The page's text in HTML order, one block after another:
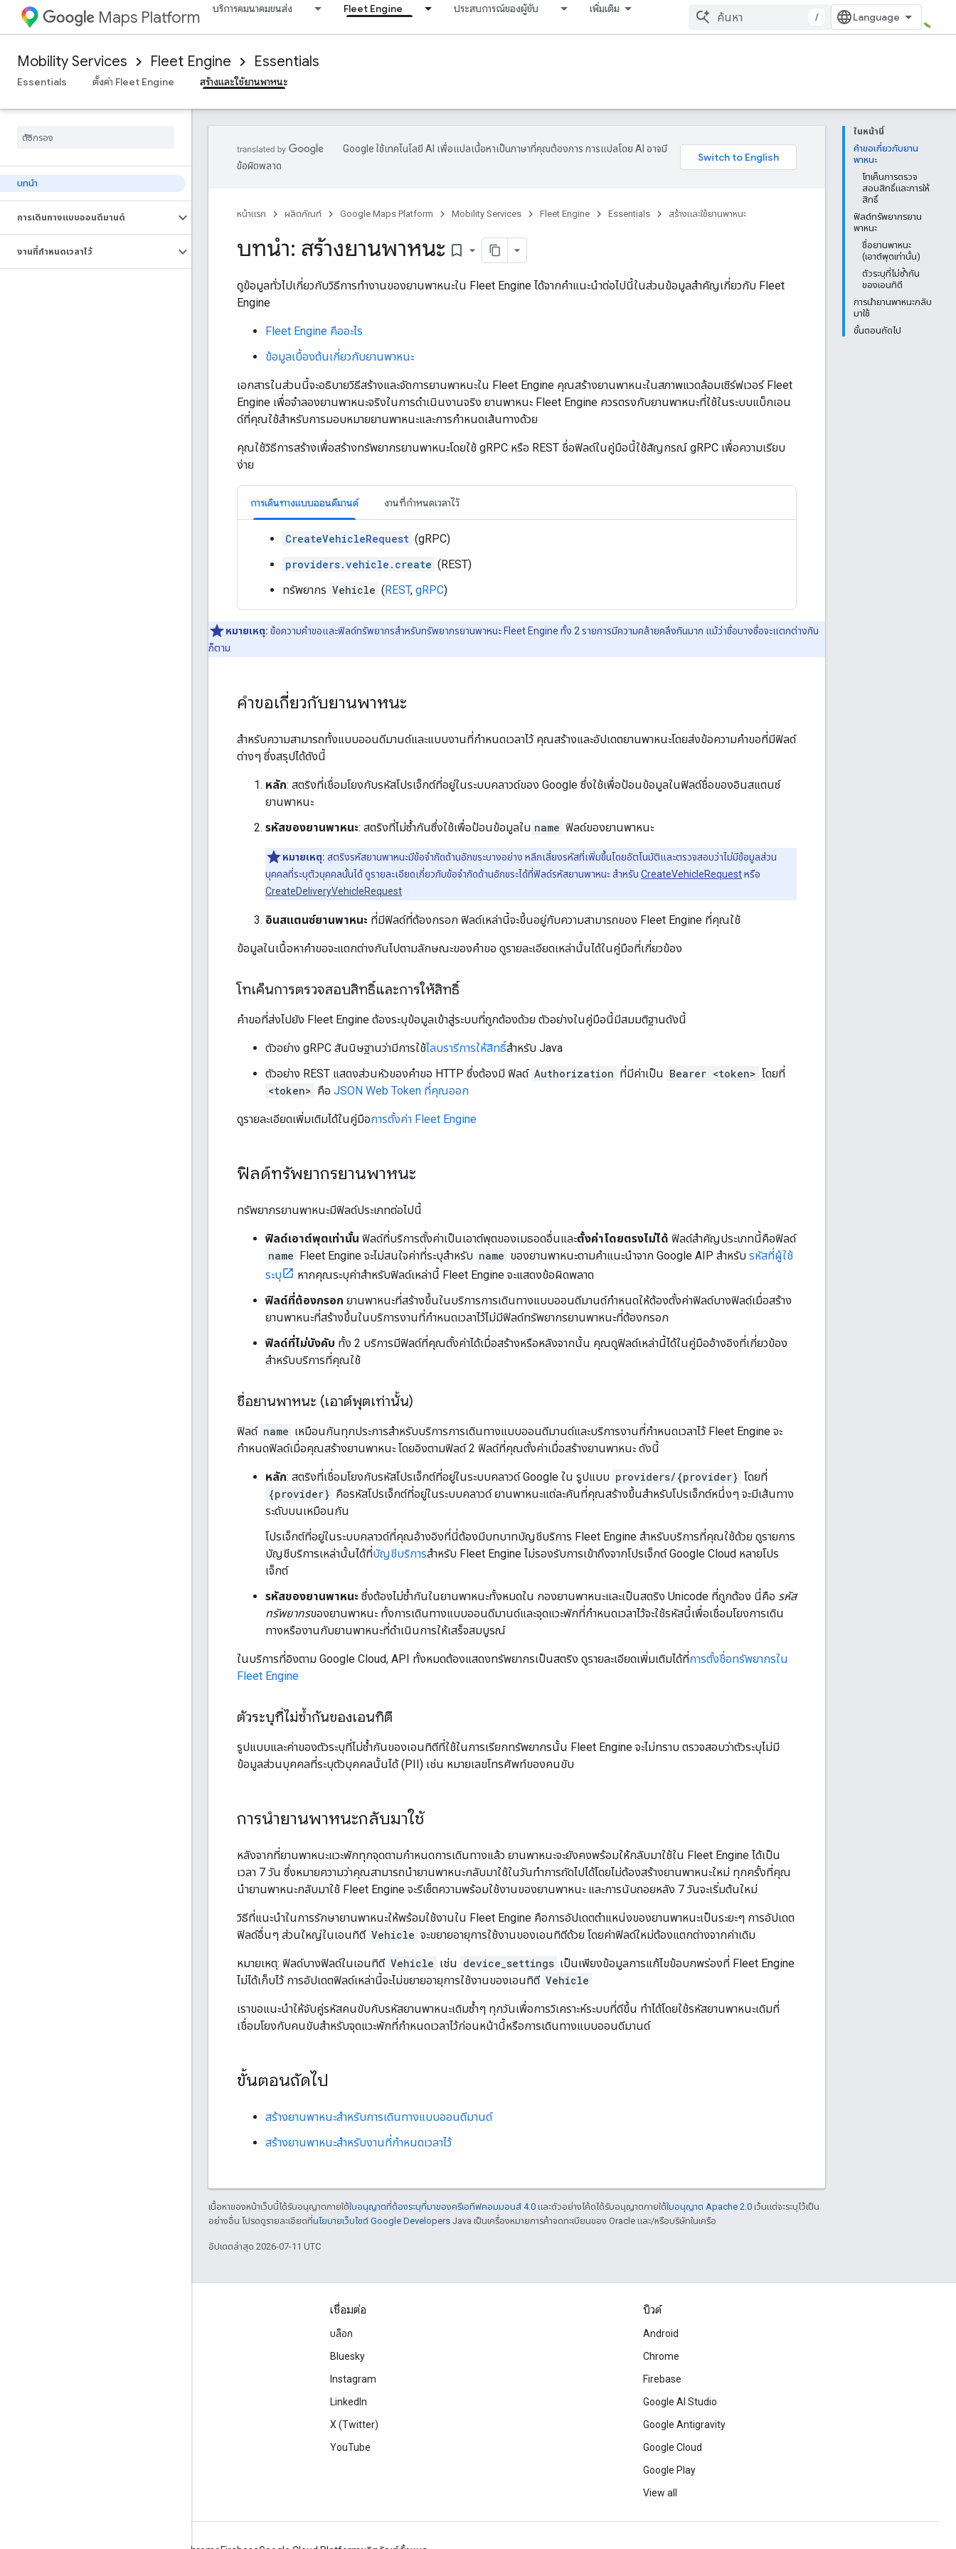
Maps Platform บริการคมนาคมขนส่ง Fleet Engine ประสบการณ์ของผู้ขับ เพิ่มเติม
/
Mobility Services Fleet Engine Essentials
Essentials ตั้งค่า Fleet Engine สร้างและใช้ยานพาหนะ
บทนำ
การเดินทางแบบออนดีมานด์
งานที่กำหนดเวลาไว้
ในหน้านี้
คำขอเกี่ยวกับยาน
พาหนะ
โทเค็นการตรวจ
สอบสิทธิ์และการให้
สิทธิ์
ฟิลด์ทรัพยากรยาน
พาหนะ
ชื่อยานพาหนะ
(เอาต์พุตเท่านั้น)
ตัวระบุที่ไม่ซ้ำกัน
ของเอนทิตี
การนำยานพาหนะกลับ
มาใช้
ขั้นตอนถัดไป
Google ใช้เทคโนโลยี AI เพื่อแปลเนื้อหาเป็นภาษาที่คุณต้องการ การแปลโดย AI อาจมี
ข้อผิดพลาด
หน้าแรก ผลิตภัณฑ์ Google Maps Platform Mobility Services Fleet Engine Essentials สร้างและใช้ยานพาหนะ
บทนำ: สร้างยานพาหนะ bookmark_border
ดูข้อมูลทั่วไปเกี่ยวกับวิธีการทำงานของยานพาหนะใน Fleet Engine ได้จากคำแนะนำต่อไปนี้ในส่วนข้อมูลสำคัญเกี่ยวกับ Fleet
Engine
Fleet Engine คืออะไร
ข้อมูลเบื้องต้นเกี่ยวกับยานพาหนะ
เอกสารในส่วนนี้จะอธิบายวิธีสร้างและจัดการยานพาหนะใน Fleet Engine คุณสร้างยานพาหนะในสภาพแวดล้อมเซิร์ฟเวอร์ Fleet
Engine เพื่อจำลองยานพาหนะจริงในการดำเนินงานจริง ยานพาหนะ Fleet Engine ควรตรงกับยานพาหนะที่ใช้ในระบบแบ็กเอน
ด์ที่คุณใช้สำหรับการมอบหมายยานพาหนะและการกำหนดเส้นทางด้วย
คุณใช้วิธีการสร้างเพื่อสร้างทรัพยากรยานพาหนะโดยใช้ gRPC หรือ REST ชื่อฟิลด์ในคู่มือนี้ใช้สัญกรณ์ gRPC เพื่อความเรียบ
ง่าย
การเดินทางแบบออนดีมานด์ งานที่กำหนดเวลาไว้
CreateVehicleRequest (gRPC)
providers.vehicle.create (REST)
ทรัพยากร Vehicle (REST, gRPC)
หมายเหตุ: ข้อความคำขอและฟิลด์ทรัพยากรสำหรับทรัพยากรยานพาหนะ Fleet Engine ทั้ง 2 รายการมีความคล้ายคลึงกันมาก แม้ว่าชื่อบางชื่อจะแตกต่างกัน
ก็ตาม
คำขอเกี่ยวกับยานพาหนะ
สำหรับความสามารถทั้งแบบออนดีมานด์และแบบงานที่กำหนดเวลาไว้ คุณสร้างและอัปเดตยานพาหนะโดยส่งข้อความคำขอที่มีฟิลด์
ต่างๆ ซึ่งสรุปได้ดังนี้
หลัก: สตริงที่เชื่อมโยงกับรหัสโปรเจ็กต์ที่อยู่ในระบบคลาวด์ของ Google ซึ่งใช้เพื่อป้อนข้อมูลในฟิลด์ชื่อของอินสแตนซ์
ยานพาหนะ
รหัสของยานพาหนะ: สตริงที่ไม่ซ้ำกันซึ่งใช้เพื่อป้อนข้อมูลใน name ฟิลด์ของยานพาหนะ
หมายเหตุ: สตริงรหัสยานพาหนะมีข้อจำกัดด้านอักขระบางอย่าง หลีกเลี่ยงรหัสที่เพิ่มขึ้นโดยอัตโนมัติและตรวจสอบว่าไม่มีข้อมูลส่วน
บุคคลที่ระบุตัวบุคคลนั้นได้ ดูรายละเอียดเกี่ยวกับข้อจำกัดด้านอักขระได้ที่ฟิลด์รหัสยานพาหนะ สำหรับ CreateVehicleRequestหรือ
CreateDeliveryVehicleRequest
อินสแตนซ์ยานพาหนะ ที่มีฟิลด์ที่ต้องกรอก ฟิลด์เหล่านี้จะขึ้นอยู่กับความสามารถของ Fleet Engine ที่คุณใช้
ข้อมูลในเนื้อหาคำขอจะแตกต่างกันไปตามลักษณะของคำขอ ดูรายละเอียดเหล่านั้นได้ในคู่มือที่เกี่ยวข้อง
โทเค็นการตรวจสอบสิทธิ์และการให้สิทธิ์
คำขอที่ส่งไปยัง Fleet Engine ต้องระบุข้อมูลเข้าสู่ระบบที่ถูกต้องด้วย ตัวอย่างในคู่มือนี้มีสมมติฐานดังนี้
ตัวอย่าง gRPC สันนิษฐานว่ามีการใช้ไลบรารีการให้สิทธิ์สำหรับ Java
ตัวอย่าง REST แสดงส่วนหัวของคำขอ HTTP ซึ่งต้องมี ฟิลด์ Authorization ที่มีค่าเป็น Bearer <token> โดยที่
<token> คือ JSON Web Token ที่คุณออก
ดูรายละเอียดเพิ่มเติมได้ในคู่มือการตั้งค่า Fleet Engine
ฟิลด์ทรัพยากรยานพาหนะ
ทรัพยากรยานพาหนะมีฟิลด์ประเภทต่อไปนี้
ฟิลด์เอาต์พุตเท่านั้น ฟิลด์ที่บริการตั้งค่าเป็นเอาต์พุตของเมธอดอื่นและตั้งค่าโดยตรงไม่ได้ ฟิลด์สำคัญประเภทนี้คือฟิลด์
name Fleet Engine จะไม่สนใจค่าที่ระบุสำหรับ name ของยานพาหนะตามคำแนะนำจาก Google AIP สำหรับ รหัสที่ผู้ใช้
ระบุ
หากคุณระบุค่าสำหรับฟิลด์เหล่านี้ Fleet Engine จะแสดงข้อผิดพลาด
ฟิลด์ที่ต้องกรอก ยานพาหนะที่สร้างขึ้นในบริการการเดินทางแบบออนดีมานด์กำหนดให้ต้องตั้งค่าฟิลด์บางฟิลด์เมื่อสร้าง
ยานพาหนะที่สร้างขึ้นในบริการงานที่กำหนดเวลาไว้ไม่มีฟิลด์ทรัพยากรยานพาหนะที่ต้องกรอก
ฟิลด์ที่ไม่บังคับ ทั้ง 2 บริการมีฟิลด์ที่คุณตั้งค่าได้เมื่อสร้างหรือหลังจากนั้น คุณดูฟิลด์เหล่านี้ได้ในคู่มืออ้างอิงที่เกี่ยวข้อง
สำหรับบริการที่คุณใช้
ชื่อยานพาหนะ (เอาต์พุตเท่านั้น)
ฟิลด์ name เหมือนกันทุกประการสำหรับบริการการเดินทางแบบออนดีมานด์และบริการงานที่กำหนดเวลาไว้ Fleet Engine จะ
กำหนดฟิลด์เมื่อคุณสร้างยานพาหนะ โดยอิงตามฟิลด์ 2 ฟิลด์ที่คุณตั้งค่าเมื่อสร้างยานพาหนะ ดังนี้
หลัก: สตริงที่เชื่อมโยงกับรหัสโปรเจ็กต์ที่อยู่ในระบบคลาวด์ Google ใน รูปแบบ providers/{provider} โดยที่
{provider} คือรหัสโปรเจ็กต์ที่อยู่ในระบบคลาวด์ ยานพาหนะแต่ละคันที่คุณสร้างขึ้นสำหรับโปรเจ็กต์หนึ่งๆ จะมีเส้นทาง
ระดับบนเหมือนกัน
โปรเจ็กต์ที่อยู่ในระบบคลาวด์ที่คุณอ้างอิงที่นี่ต้องมีบทบาทบัญชีบริการ Fleet Engine สำหรับบริการที่คุณใช้ด้วย ดูรายการ
บัญชีบริการเหล่านั้นได้ที่บัญชีบริการสำหรับ Fleet Engine ไม่รองรับการเข้าถึงจากโปรเจ็กต์ Google Cloud หลายโปร
เจ็กต์
รหัสของยานพาหนะ ซึ่งต้องไม่ซ้ำกันในยานพาหนะทั้งหมดใน กองยานพาหนะและเป็นสตริง Unicode ที่ถูกต้อง นี่คือ รหัส
ทรัพยากรของยานพาหนะ ทั้งการเดินทางแบบออนดีมานด์และจุดแวะพักที่กำหนดเวลาไว้จะใช้รหัสนี้เพื่อเชื่อมโยงการเดิน
ทางหรืองานกับยานพาหนะที่ดำเนินการให้เสร็จสมบูรณ์
ในบริการที่อิงตาม Google Cloud, API ทั้งหมดต้องแสดงทรัพยากรเป็นสตริง ดูรายละเอียดเพิ่มเติมได้ที่การตั้งชื่อทรัพยากรใน
Fleet Engine
ตัวระบุที่ไม่ซ้ำกันของเอนทิตี
รูปแบบและค่าของตัวระบุที่ไม่ซ้ำกันของเอนทิตีที่ใช้ในการเรียกทรัพยากรนั้น Fleet Engine จะไม่ทราบ ตรวจสอบว่าตัวระบุไม่มี
ข้อมูลส่วนบุคคลที่ระบุตัวบุคคลนั้นได้ (PII) เช่น หมายเลขโทรศัพท์ของคนขับ
การนำยานพาหนะกลับมาใช้
หลังจากที่ยานพาหนะแวะพักทุกจุดตามกำหนดการเดินทางแล้ว ยานพาหนะจะยังคงพร้อมให้กลับมาใช้ใน Fleet Engine ได้เป็น
เวลา 7 วัน ซึ่งหมายความว่าคุณสามารถนำยานพาหนะกลับมาใช้ในวันทำการถัดไปได้โดยไม่ต้องสร้างยานพาหนะใหม่ ทุกครั้งที่คุณ
นำยานพาหนะกลับมาใช้ Fleet Engine จะรีเซ็ตความพร้อมใช้งานของยานพาหนะ และการนับถอยหลัง 7 วันจะเริ่มต้นใหม่
วิธีที่แนะนำในการรักษายานพาหนะให้พร้อมใช้งานใน Fleet Engine คือการอัปเดตตำแหน่งของยานพาหนะเป็นระยะๆ การอัปเดต
ฟิลด์อื่นๆ ส่วนใหญ่ในเอนทิตี Vehicle จะขยายอายุการใช้งานของเอนทิตีด้วย โดยค่าฟิลด์ใหม่ต้องแตกต่างจากค่าเดิม
หมายเหตุ: ฟิลด์บางฟิลด์ในเอนทิตี Vehicle เช่น device_settings เป็นเพียงข้อมูลการแก้ไขข้อบกพร่องที่ Fleet Engine
ไม่ได้เก็บไว้ การอัปเดตฟิลด์เหล่านี้จะไม่ขยายอายุการใช้งานของเอนทิตี Vehicle
เราขอแนะนำให้จับคู่รหัสคนขับกับรหัสยานพาหนะเดิมซ้ำๆ ทุกวันเพื่อการวิเคราะห์ระบบที่ดีขึ้น ทำได้โดยใช้รหัสยานพาหนะเดิมที่
เชื่อมโยงกับคนขับสำหรับจุดแวะพักที่กำหนดเวลาไว้ก่อนหน้านี้หรือการเดินทางแบบออนดีมานด์
ขั้นตอนถัดไป
สร้างยานพาหนะสำหรับการเดินทางแบบออนดีมานด์
สร้างยานพาหนะสำหรับงานที่กำหนดเวลาไว้
เนื้อหาของหน้าเว็บนี้ได้รับอนุญาตภายใต้ใบอนุญาตที่ต้องระบุที่มาของครีเอทีฟคอมมอนส์ 4.0 และตัวอย่างโค้ดได้รับอนุญาตภายใต้ใบอนุญาต Apache 2.0 เว้นแต่จะระบุไว้เป็น
อย่างอื่น โปรดดูรายละเอียดที่นโยบายเว็บไซต์ Google Developers Java เป็นเครื่องหมายการค้าจดทะเบียนของ Oracle และ/หรือบริษัทในเครือ
อัปเดตล่าสุด 2026-07-11 UTC
เชื่อมต่อ
บล็อก
Bluesky
Instagram
LinkedIn
X (Twitter)
YouTube
บิวด์
Android
Chrome
Firebase
Google AI Studio
Google Antigravity
Google Cloud
Google Play
View all